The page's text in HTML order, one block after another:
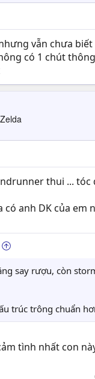
vẫn chưa
có 1 chút
thui ... tóc
có anh DK của em
say rượu, còn
trúc trông chuẩn
tình nhất con